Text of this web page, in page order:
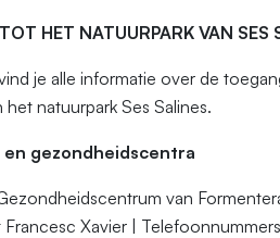
HET NATUURPARK VAN SES
je alle informatie over de
het natuurpark Ses Salines.
gezondheidscentra
van
Xavier |